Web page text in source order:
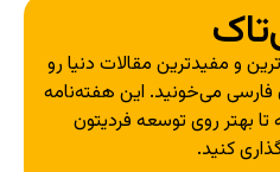
و مفیدترین مقالات دنیا رو
فارسی می‌خونید. این هفته‌نامه
بهتر روی توسعه فردیتون
کنید.